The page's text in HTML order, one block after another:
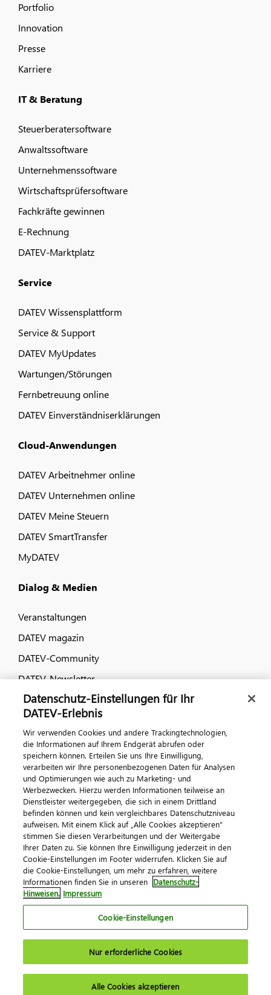
Portfolio
Innovation
Presse
Karriere
IT & Beratung
Steuerberatersoftware
Anwaltssoftware
Unternehmenssoftware
Wirtschaftsprüfersoftware
Fachkräfte gewinnen
E-Rechnung
DATEV-Marktplatz
Service
DATEV Wissensplattform
Service & Support
DATEV MyUpdates
Wartungen/Störungen
Fernbetreuung online
DATEV Einverständniserklärungen
Cloud-Anwendungen
DATEV Arbeitnehmer online
DATEV Unternehmen online
DATEV Meine Steuern
DATEV SmartTransfer
MyDATEV
Dialog & Medien
Veranstaltungen
DATEV magazin
DATEV-Community
DATEV-Newsletter
Kontaktieren Sie uns
© 2026 DATEV eG
ImpressumDatenschutzAGB Kontakt
Cookie-Einstellungen
Datenschutz-Einstellungen für Ihr
DATEV-Erlebnis
Wir verwenden Cookies und andere Trackingtechnologien,
die Informationen auf Ihrem Endgerät abrufen oder
speichern können. Erteilen Sie uns Ihre Einwilligung,
verarbeiten wir Ihre personenbezogenen Daten für Analysen
und Optimierungen wie auch zu Marketing- und
Werbezwecken. Hierzu werden Informationen teilweise an
Dienstleister weitergegeben, die sich in einem Drittland
befinden können und kein vergleichbares Datenschutzniveau
aufweisen. Mit einem Klick auf „Alle Cookies akzeptieren"
stimmen Sie diesen Verarbeitungen und der Weitergabe
Ihrer Daten zu. Sie können Ihre Einwilligung jederzeit in den
Cookie-Einstellungen im Footer widerrufen. Klicken Sie auf
die Cookie-Einstellungen, um mehr zu erfahren, weitere
Informationen finden Sie in unseren Datenschutz-
Hinweisen. Impressum
Cookie-Einstellungen
Nur erforderliche Cookies
Alle Cookies akzeptieren